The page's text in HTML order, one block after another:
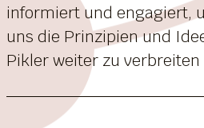
informiert und engagiert,
uns die Prinzipien und
Pikler weiter zu